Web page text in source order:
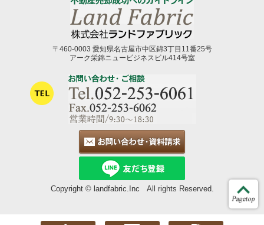
〒460-0003 愛知県名古屋市中区錦3丁目11番25号
アーク栄錦ニュービジネスビル414号室
Copyright © landfabric.Inc All rights Reserved.